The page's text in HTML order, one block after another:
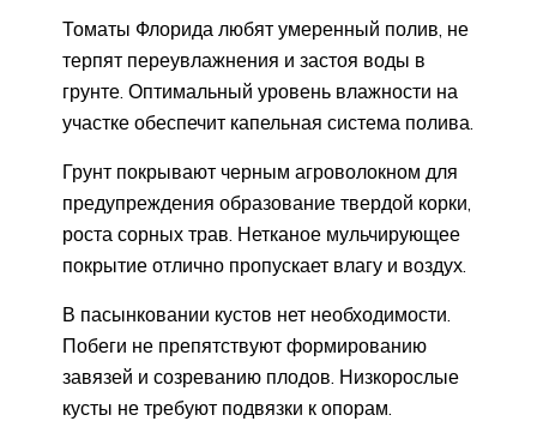
Томаты Флорида любят умеренный полив, не
терпят переувлажнения и застоя воды в
грунте. Оптимальный уровень влажности на
участке обеспечит капельная система полива.
Грунт покрывают черным агроволокном для
предупреждения образование твердой корки,
роста сорных трав. Нетканое мульчирующее
покрытие отлично пропускает влагу и воздух.
В пасынковании кустов нет необходимости.
Побеги не препятствуют формированию
завязей и созреванию плодов. Низкорослые
кусты не требуют подвязки к опорам.